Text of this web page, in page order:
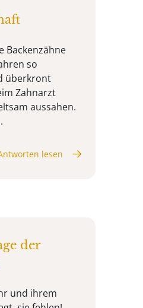
Backenzähne
so
überkront
Zahnarzt
aussahen.
lesen
der
und ihrem